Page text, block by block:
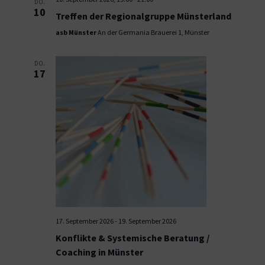
DO.
10 Treffen der Regionalgruppe Münsterland
asb MünsterAn der Germania Brauerei 1, Münster
DO.
17
17. September 2026- 19. September 2026
Konflikte & Systemische Beratung /
Coaching in Münster